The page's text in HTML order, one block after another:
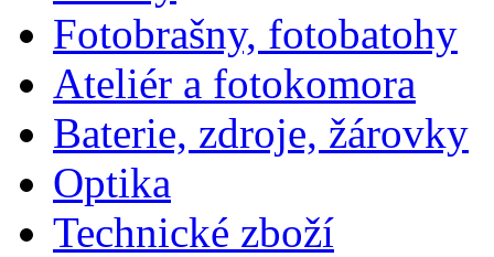
Fotobrašny, fotobatohy
Ateliér a fotokomora
Baterie, zdroje, žárovky
Optika
Technické zboží